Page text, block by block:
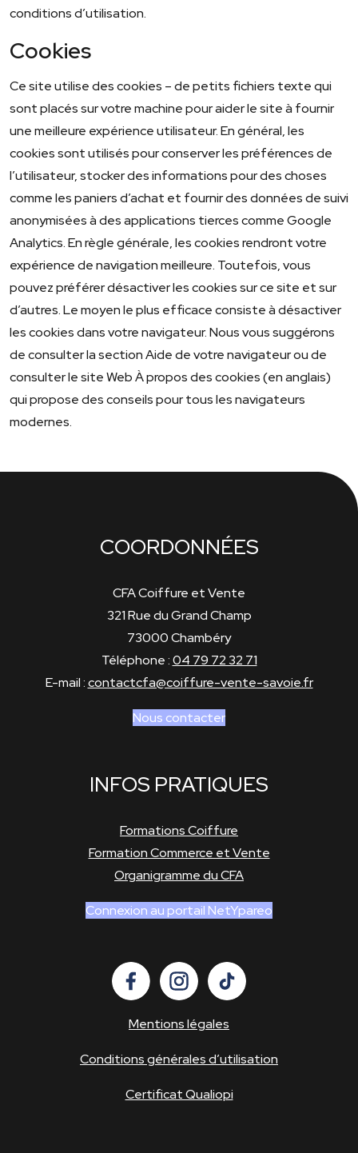
conditions d’utilisation.
Cookies
Ce site utilise des cookies – de petits fichiers texte qui
sont placés sur votre machine pour aider le site à fournir
une meilleure expérience utilisateur. En général, les
cookies sont utilisés pour conserver les préférences de
l’utilisateur, stocker des informations pour des choses
comme les paniers d’achat et fournir des données de suivi
anonymisées à des applications tierces comme Google
Analytics. En règle générale, les cookies rendront votre
expérience de navigation meilleure. Toutefois, vous
pouvez préférer désactiver les cookies sur ce site et sur
d’autres. Le moyen le plus efficace consiste à désactiver
les cookies dans votre navigateur. Nous vous suggérons
de consulter la section Aide de votre navigateur ou de
consulter le site Web À propos des cookies (en anglais)
qui propose des conseils pour tous les navigateurs
modernes.
COORDONNÉES
CFA Coiffure et Vente
321 Rue du Grand Champ
73000 Chambéry
Téléphone :04 79 72 32 71
E-mail :contactcfa@coiffure-vente-savoie.fr
Nous contacter
INFOS PRATIQUES
Formations Coiffure
Formation Commerce et Vente
Organigramme du CFA
Connexion au portail NetYpareo
Mentions légales
Conditions générales d’utilisation
Certificat Qualiopi